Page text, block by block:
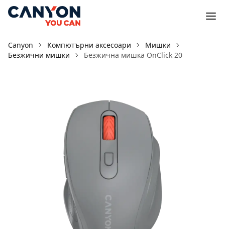
Canyon Компютърни аксесоари
Мишки
Безжични мишки
Безжична мишка OnClick 20